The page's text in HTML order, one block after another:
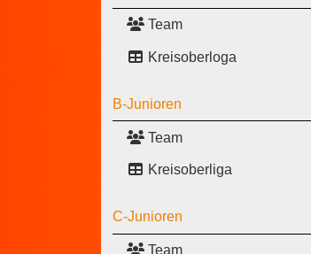
Team
Kreisoberloga
B-Junioren
Team
Kreisoberliga
C-Junioren
Team